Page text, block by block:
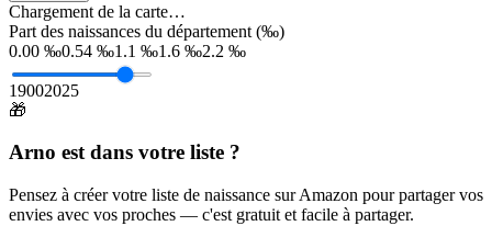
Chargement de la carte…
Part des naissances du département (‰)
0.00 ‰0.54 ‰1.1 ‰1.6 ‰2.2 ‰
19002025
🎁
Arno est dans votre liste ?
Pensez à créer votre liste de naissance sur Amazon pour partager vos
envies avec vos proches — c'est gratuit et facile à partager.